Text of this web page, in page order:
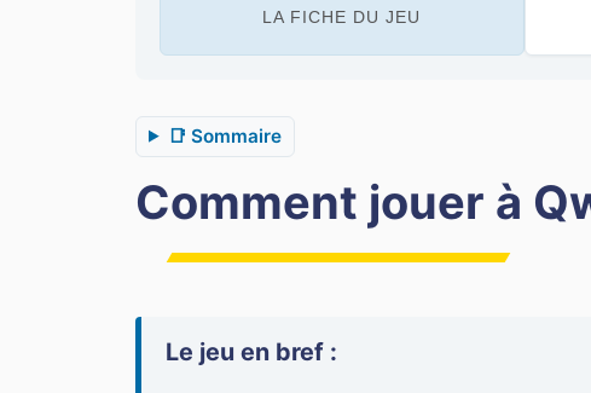
LA FICHE DU JEU
📑 Sommaire
Comment jouer à
Le jeu en bref :